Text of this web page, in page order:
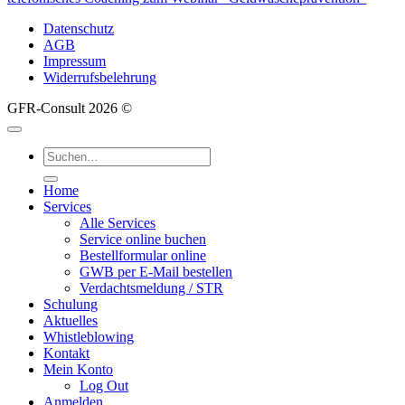
Datenschutz
AGB
Impressum
Widerrufsbelehrung
GFR-Consult 2026 ©
Suche
nach:
Home
Services
Alle Services
Service online buchen
Bestellformular online
GWB per E-Mail bestellen
Verdachtsmeldung / STR
Schulung
Aktuelles
Whistleblowing
Kontakt
Mein Konto
Log Out
Anmelden